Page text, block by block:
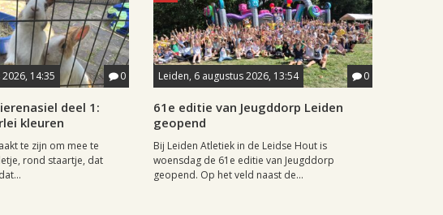
14:35 0
deel 1:
kleuren
te zijn om mee te
rond staartje, dat
Leiden, 6 augustus 2026, 13:54 0
61e editie van Jeugddorp Leiden
geopend
Bij Leiden Atletiek in de Leidse Hout is
woensdag de 61e editie van Jeugddorp
geopend. Op het veld naast de...